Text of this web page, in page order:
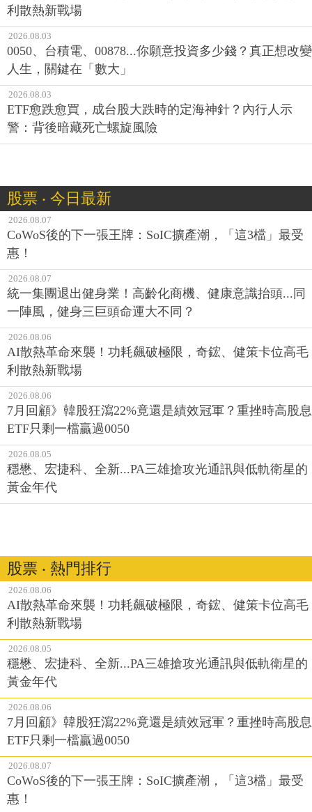
利散熱新戰場
2026.08.03
0050、台積電、00878...你願意投資多少錢？真正想改變
人生，關鍵在「數大」
2026.08.03
ETF愈跌愈買，成台股大跌時的定海神針？內行人示
警：背後暗藏死亡螺旋風險
股票 ‧ 今日最新
2026.08.07
CoWoS後的下一張王牌：SoIC擴產潮，「這3檔」最受
惠！
2026.08.07
統一集團退出健身業！高齡化商機、健康意識抬頭...同
一陣風，健身三巨頭命運大不同？
2026.08.06
AI散熱革命來襲！功耗飆破極限，奇鋐、健策卡位高毛
利散熱新戰場
2026.08.06
7月回顧》韓股狂瀉22%竟還是績效冠軍？重挫時高股息
ETF只剩一檔贏過0050
2026.08.05
穩懋、宏捷科、全新...PA三雄搶攻光通訊與低軌衛星的
黃金年代
股票 ‧ 熱門排行
2026.08.06
AI散熱革命來襲！功耗飆破極限，奇鋐、健策卡位高毛
利散熱新戰場
2026.08.05
穩懋、宏捷科、全新...PA三雄搶攻光通訊與低軌衛星的
黃金年代
2026.08.06
7月回顧》韓股狂瀉22%竟還是績效冠軍？重挫時高股息
ETF只剩一檔贏過0050
2026.08.07
CoWoS後的下一張王牌：SoIC擴產潮，「這3檔」最受
惠！